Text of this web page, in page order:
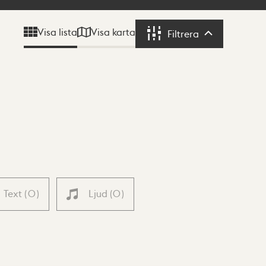
Visa lista Visa karta Filtrera Filtrera
Text (0) Ljud (0)